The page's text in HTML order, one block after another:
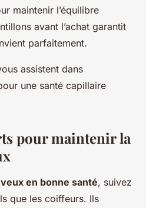
maintenir l’équilibre
avant l’achat garantit
parfaitement.
assistent dans
une santé capillaire
pour maintenir la
en bonne santé, suivez
que les coiffeurs. Ils